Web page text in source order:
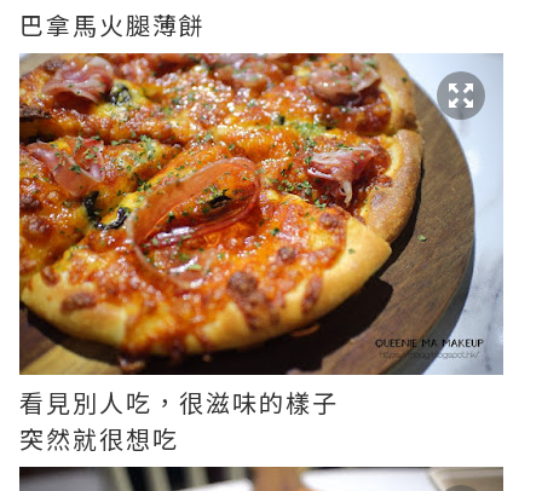
巴拿馬火腿薄餅
看見別人吃，很滋味的樣子
突然就很想吃